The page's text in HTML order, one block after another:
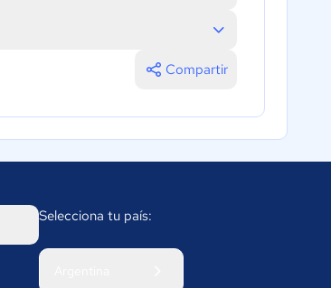
Compartir
Selecciona tu país: